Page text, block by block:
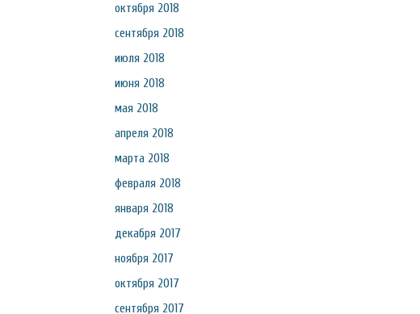
октября 2018
сентября 2018
июля 2018
июня 2018
мая 2018
апреля 2018
марта 2018
февраля 2018
января 2018
декабря 2017
ноября 2017
октября 2017
сентября 2017